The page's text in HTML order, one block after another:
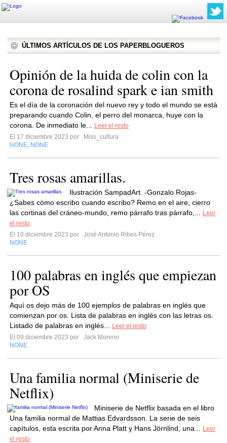
ÚLTIMOS ARTÍCULOS DE LOS PAPERBLOGUEROS
Opinión de la huida de colin con la
corona de rosalind spark e ian smith
Es el día de la coronación del nuevo rey y todo el mundo se está
preparando cuando Colin, el perro del monarca, huye con la
corona. De inmediato le...
Leer el resto
El 17 diciembre 2023 por
Miss_cultura
NONE NONE
Tres rosas amarillas.
Ilustración SampadArt. -Gonzalo Rojas-
¿Sabes cómo escribo cuando escribo? Remo en el aire, cierro
las cortinas del cráneo-mundo, remo párrafo tras párrafo,...
Leer
el resto
El 10 diciembre 2023 por
José Antonio Ribes Pérez
NONE
100 palabras en inglés que empiezan
por OS
Aquí os dejo más de 100 ejemplos de palabras en inglés que
comienzan por os. Lista de palabras en inglés con las letras os.
Listado de palabras en inglés...
Leer el resto
El 09 diciembre 2023 por
Jack Moreno
NONE
Una familia normal (Miniserie de
Netflix)
Miniserie de Netflix basada en el libro
Una familia normal de Mattias Edvardsson. La serie de seis
capítulos, esta escrita por Anna Platt y Hans Jörnlind, una...
Leer
el resto